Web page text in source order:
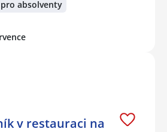
absolventy
v restauraci na